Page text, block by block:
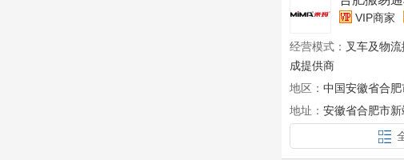
VIP商家
经营模式： 叉车及物
成提供商
地区： 中国安徽省合肥
地址： 安徽省合肥市